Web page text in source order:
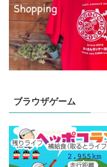
ブラウザゲーム